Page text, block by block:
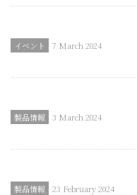
7 March 2024
3 March 2024
23 February 2024